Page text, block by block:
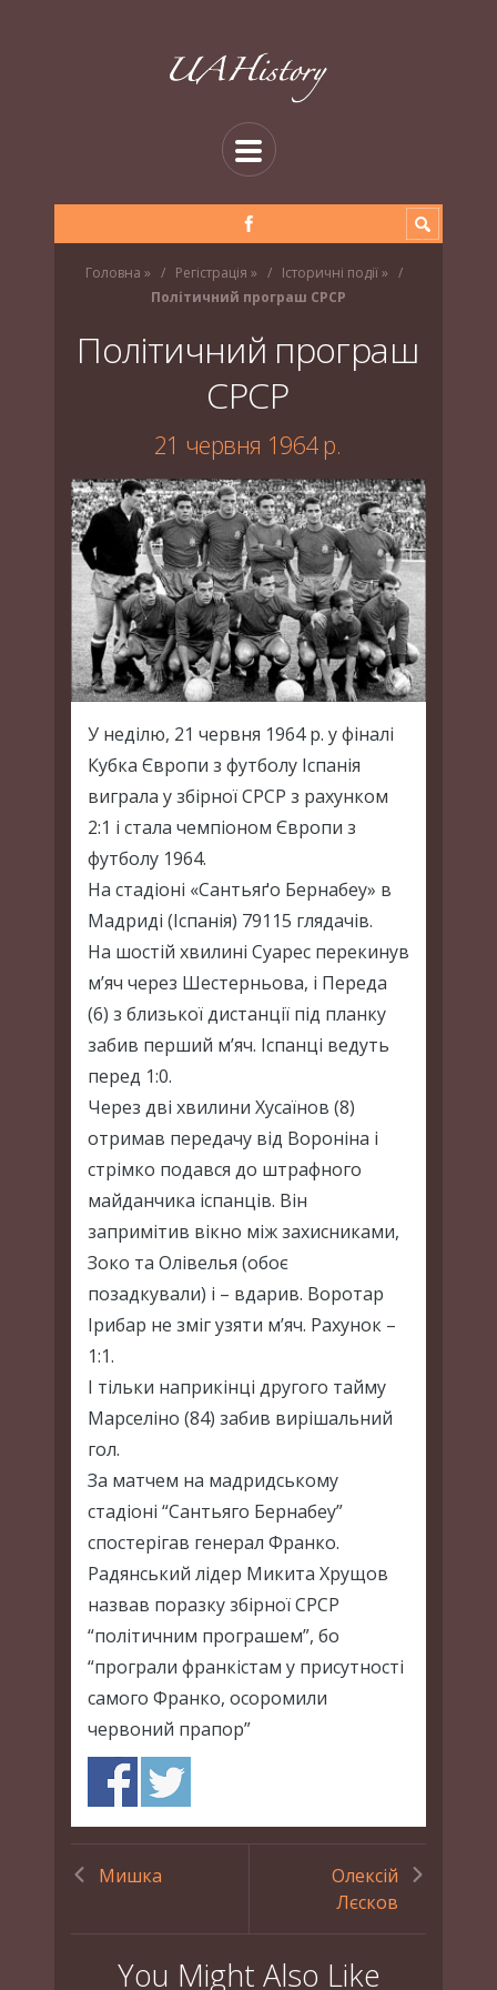
Головна » Регістрація » Історичні події»
Політичний програш СРСР
Політичний програш
СРСР
21 червня 1964 р.
У неділю, 21 червня 1964 р. у фіналі
Кубка Європи з футболу Іспанія
виграла у збірної СРСР з рахунком
2:1 і стала чемпіоном Європи з
футболу 1964.
На стадіоні «Сантьяґо Бернабеу» в
Мадриді (Іспанія) 79115 глядачів.
На шостій хвилині Суарес перекинув
м’яч через Шестерньова, і Переда
(6) з близької дистанції під планку
забив перший м’яч. Іспанці ведуть
перед 1:0.
Через дві хвилини Хусаїнов (8)
отримав передачу від Вороніна і
стрімко подався до штрафного
майданчика іспанців. Він
запримітив вікно між захисниками,
Зоко та Олівелья (обоє
позадкували) і – вдарив. Воротар
Ірибар не зміг узяти м’яч. Рахунок –
1:1.
І тільки наприкінці другого тайму
Марселіно (84) забив вирішальний
гол.
За матчем на мадридському
стадіоні “Сантьяго Бернабеу”
спостерігав генерал Франко.
Радянський лідер Микита Хрущов
назвав поразку збірної СРСР
“політичним програшем”, бо
“програли франкістам у присутності
самого Франко, осоромили
червоний прапор”
Мишка
Олексій
Лєсков
You Might Also Like